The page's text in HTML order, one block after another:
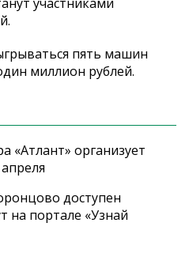
пять машин
миллион рублей.
«Атлант» организует
доступен
на портале «Узнай